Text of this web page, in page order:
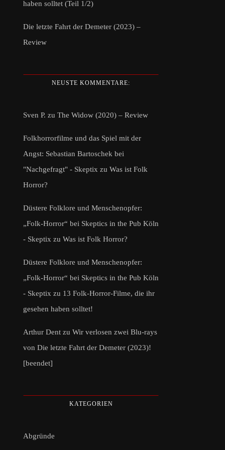
haben solltet (Teil 1/2)
Die letzte Fahrt der Demeter (2023) –
Review
NEUSTE KOMMENTARE:
Sven P. zu The Widow (2020) – Review
Folkhorrorfilme und das Spiel mit der
Angst: Sebastian Bartoschek bei
"Nachgefragt" - Skeptix zu Was ist Folk
Horror?
Düstere Folklore und Menschenopfer:
„Folk-Horror“ bei Skeptics in the Pub Köln
- Skeptix zu Was ist Folk Horror?
Düstere Folklore und Menschenopfer:
„Folk-Horror“ bei Skeptics in the Pub Köln
- Skeptix zu 13 Folk-Horror-Filme, die ihr
gesehen haben solltet!
Arthur Dent zu Wir verlosen zwei Blu-rays
von Die letzte Fahrt der Demeter (2023)!
[beendet]
KATEGORIEN
Abgründe